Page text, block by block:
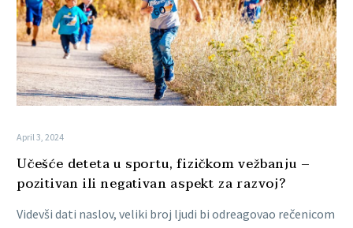
April 3, 2024
Učešće deteta u sportu, fizičkom vežbanju –
pozitivan ili negativan aspekt za razvoj?
Videvši dati naslov, veliki broj ljudi bi odreagovao rečenicom